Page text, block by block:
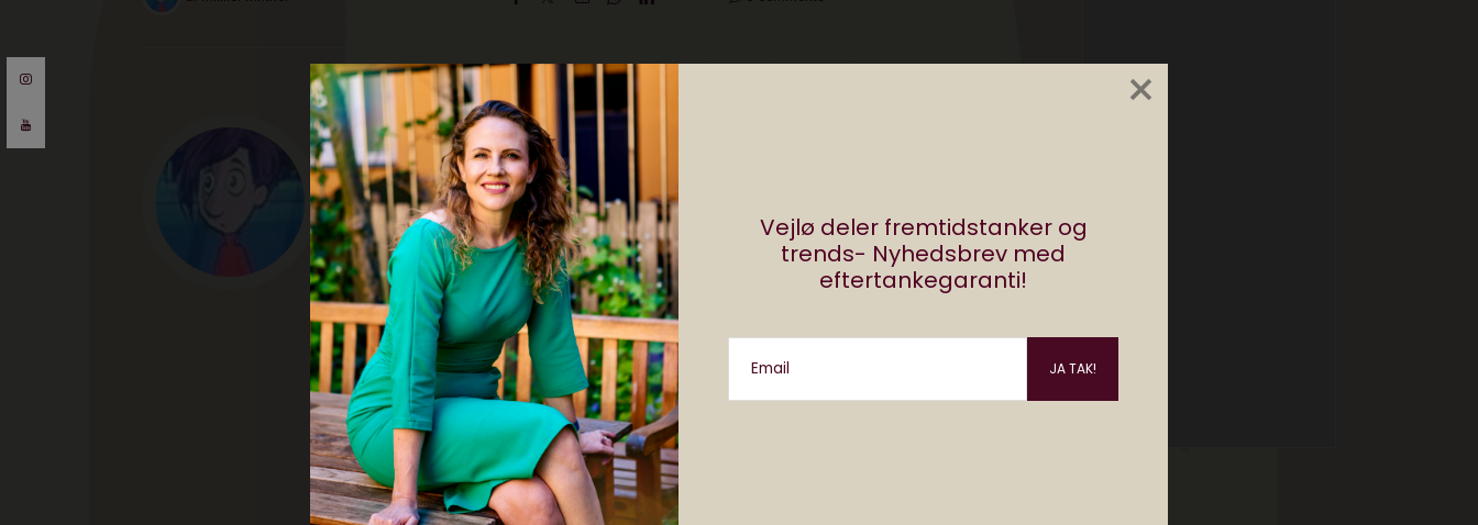
Vejlø deler fremtidstanker og
trends- Nyhedsbrev med
eftertankegaranti!
Email
×
Mikkel Winther
Snakker rigtig meget om computerspil, teknologi og internettet. Følg
mig på Twitter (@MikkelWinther), hvis du vil læse endnu mere om
spilnyheder, branchen og frustrerende cyklister i København.
Posts by Mikkel Winther
Del dine tanker?